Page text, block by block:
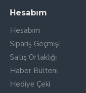
Hesabım
Hesabım
Sipariş Geçmişi
Satış Ortaklığı
Haber Bülteni
Hediye Çeki